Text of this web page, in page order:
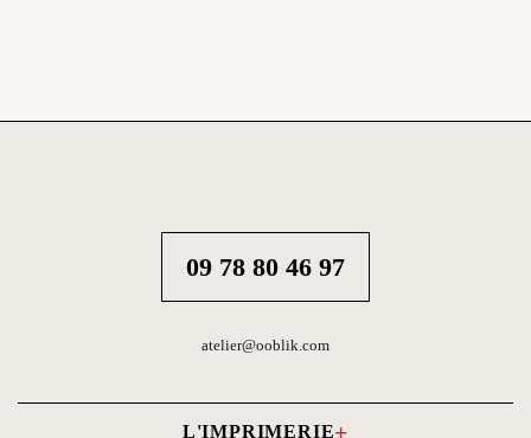
09 78 80 46 97
atelier@ooblik.com
L'IMPRIMERIE